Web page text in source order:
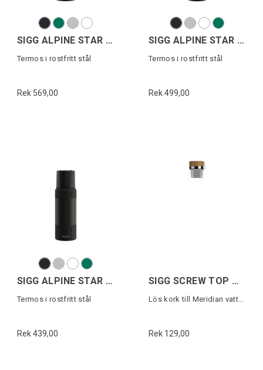
SIGG ALPINE STAR 1,0L
Termos i rostfritt stål
Rek 569,00
SIGG ALPINE STAR 0,75L
Termos i rostfritt stål
Rek 499,00
SIGG ALPINE STAR 0,5L
Termos i rostfritt stål
Rek 439,00
SIGG SCREW TOP MERIDIAN
Lös kork till Meridian vattenflaska
Rek 129,00